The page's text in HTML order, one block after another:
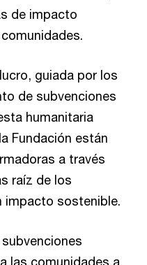
de impacto
guiada por los
de subvenciones
humanitaria
Fundación están
a través
raíz de los
impacto sostenible.
las comunidades a